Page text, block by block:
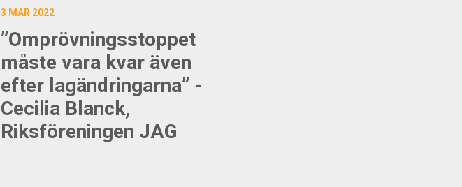
3 MAR 2022
”Omprövningsstoppet
måste vara kvar även
efter lagändringarna” -
Cecilia Blanck,
Riksföreningen JAG